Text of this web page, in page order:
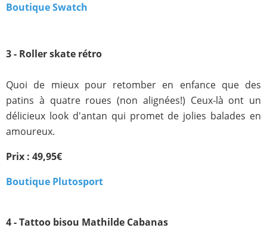
Boutique Swatch
3 - Roller skate rétro
Quoi de mieux pour retomber en enfance que des
patins à quatre roues (non alignées!) Ceux-là ont un
délicieux look d'antan qui promet de jolies balades en
amoureux.
Prix : 49,95€
Boutique Plutosport
4 - Tattoo bisou Mathilde Cabanas